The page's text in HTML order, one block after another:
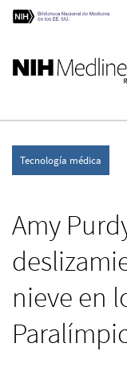
Tecnología médica
Amy
nieve en